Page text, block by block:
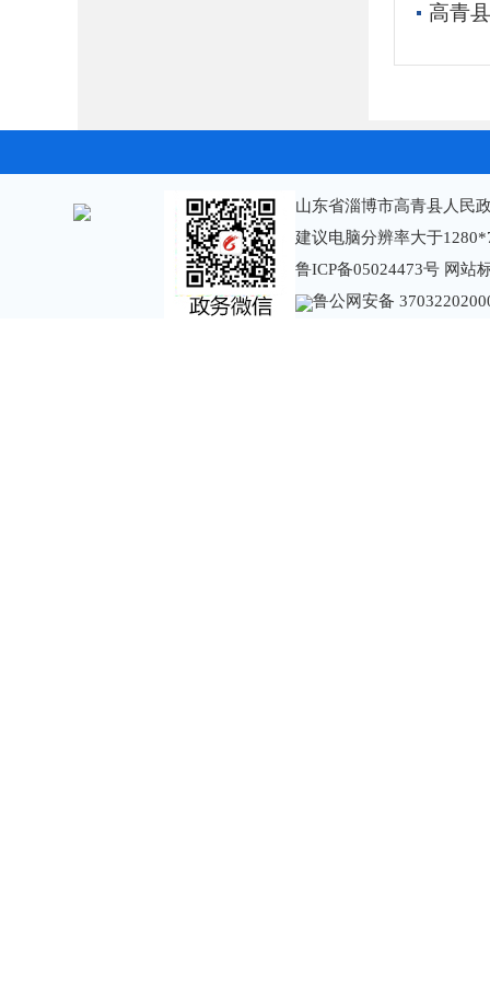
高青
山东省淄博市高青县人民
建议电脑分辨率大于
鲁ICP备05024473号 网站
鲁公网安备